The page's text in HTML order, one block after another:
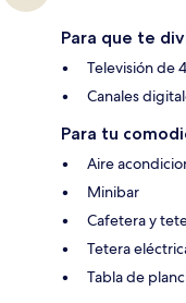
Para que te
Televisión de
Canales
Para tu
Aire
Minibar
Cafetera y
Tetera
Tabla de